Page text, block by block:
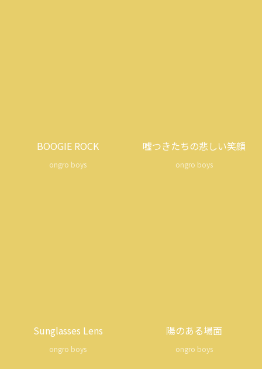
BOOGIE ROCK
ongro boys
嘘つきたちの悲しい笑顔
ongro boys
Sunglasses Lens
ongro boys
陽のある場面
ongro boys